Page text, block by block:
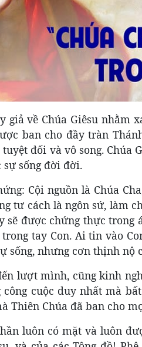
giả về Chúa Giêsu nhằm
ban cho đầy tràn
tuyệt đối và vô song.
sự sống đời đời.
Cội nguồn là Chúa
tư cách là ngôn sứ, làm
sẽ được chứng thực trong
tay Con. Ai tin vào
sống, nhưng cơn thịnh nộ
lượt mình, cũng kinh
cuộc duy nhất mà
Thiên Chúa đã ban cho
luôn có mặt và luôn